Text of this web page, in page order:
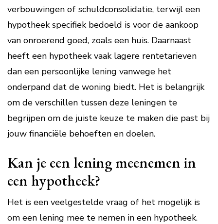
verbouwingen of schuldconsolidatie, terwijl een
hypotheek specifiek bedoeld is voor de aankoop
van onroerend goed, zoals een huis. Daarnaast
heeft een hypotheek vaak lagere rentetarieven
dan een persoonlijke lening vanwege het
onderpand dat de woning biedt. Het is belangrijk
om de verschillen tussen deze leningen te
begrijpen om de juiste keuze te maken die past bij
jouw financiële behoeften en doelen.
Kan je een lening meenemen in
een hypotheek?
Het is een veelgestelde vraag of het mogelijk is
om een lening mee te nemen in een hypotheek.